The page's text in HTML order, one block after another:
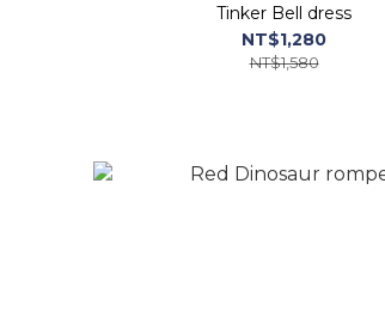
Tinker Bell dress
NT$1,280
NT$1,580